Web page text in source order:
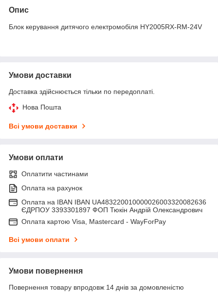
Опис
Блок керування дитячого електромобіля HY2005RX-RM-24V
Умови доставки
Доставка здійснюється тільки по передоплаті.
Нова Пошта
Всі умови доставки
Умови оплати
Оплатити частинами
Оплата на рахунок
Оплата на IBAN IBAN UA483220010000026003320082636
ЄДРПОУ 3393301897 ФОП Тюкін Андрій Олександрович
Оплата картою Visa, Mastercard - WayForPay
Всі умови оплати
Умови повернення
Повернення товару впродовж 14 днів за домовленістю